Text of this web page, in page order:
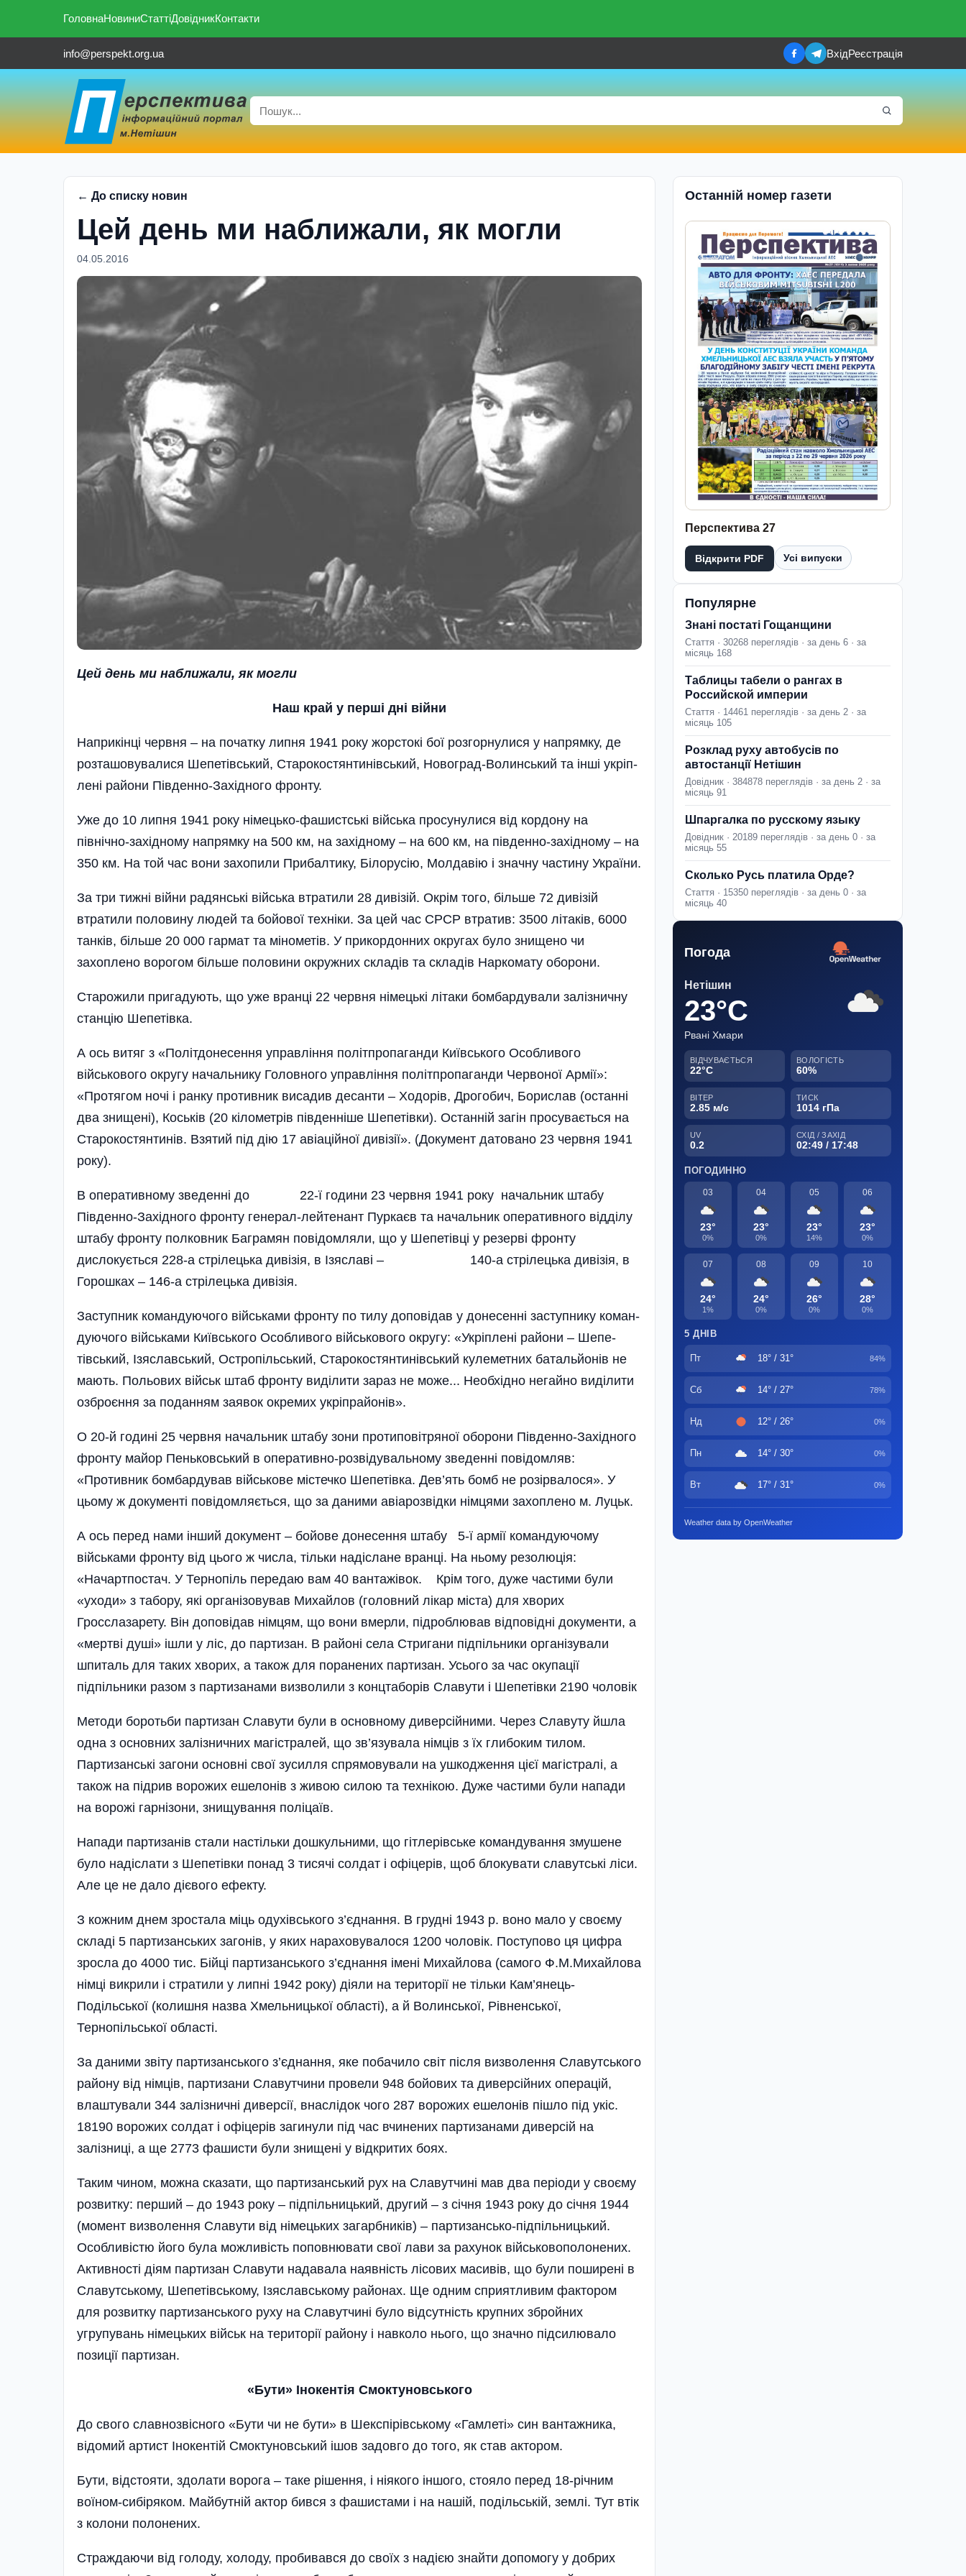
ГоловнаНовиниСтаттіДовідникКонтакти
info@perspekt.org.ua ВхідРеєстрація
← До списку новин
Цей день ми наближали, як могли
04.05.2016
Цей день ми наближали, як могли
Наш край у перші дні війни
Наприкінці червня – на початку липня 1941 року жорстокі бої розгорн­улися у напрямку, де
розта­шо­ву­валися Шепетівський, Старокостянтинівський, Новоград-Волинський та інші укріп­
лені райони Південно-Західного фронту.
Уже до 10 липня 1941 року ні­ме­цько-фа­шистські війська просунулися від кордону на
північно-західном­у напрямку на 500 км, на за­хідному – на 600 км, на південно-західному – на
350 км. На той час вони захопили Прибалти­ку, Біло­русію, Молдавію і значну частину Украї­ни­.
За три тижні війни радянські війська втратили 28 дивізій. Окрім того, більше 72 дивізій
втрати­ли половину людей та бойової техніки. За цей час СРСР втратив: 3500 літаків, 6000
танків, більше 20 000 гармат та мінометів. У прикордон­них округах було знищено чи
захоплено воро­гом більше половини окружних складів та складів Наркомату оборони.
Старожили пригадують, що уже вранці 22 червня німецькі літаки бомбардували залізнич­ну
станцію Шепетівка.
А ось витяг з «Політдоне­сення управління політпропаганди Київського Особливого
військового округу начальнику Го­ловного управління політпропаганди Червоної Армії»:
«Протягом ночі і ранку противник виса­див десанти – Ходорів, Дрогобич, Борислав (останні
два знищені), Коськів (20 кілометрів південніше Шепетівки). Останній загін просу­вається на
Старокостянтинів. Взятий під дію 17 авіаційної дивізії». (Документ датовано 23 чер­в­ня 1941
року).
В оперативному зведенні до 22-ї години 23 червня 1941 року на­чальник штабу
Південно-Західного фронту генерал-лейтенант Пуркаєв та начальник оперативного відділу
штабу фрон­ту полковник Баграмян повідомляли, що у Ше­петівці у резерві фронту
дислокується 228-а стрілецька дивізія, в Ізяславі – 140-а­ стрілецька дивізія, в
Горошках – 146-а стрілецька дивізія.
Заступник командуючого війсь­ка­ми фронту по тилу доповідав у донесенні заступнику коман­
ду­ючого військами Київського Особливого військового округу: «Укріплені райо­ни – Шепе­
тівський, Ізяславський, Ост­ропільський, Старокостянтинівський кулеметних батальйонів не
мають. Польових військ штаб фронту виділити зараз не може... Необхід­но негайно виділити
озброєння за поданням заявок окремих укріпра­йонів».
О 20-й годині 25 червня начальник штабу зони протиповітряної оборони Південно-Західного
фронту майор Пеньковський в оперативно-роз­відувальному зведенні повідомляв:
«Противник бомбардував військове містечко Шепетівка. Де­в’ять бомб не розірвалося». У
цьому ж документі повідомляється, що за даними авіарозвідки німцями захоплено м. Луцьк.
А ось перед нами інший документ – бойове донесення штабу 5-ї армії командуючому
військами фронту від цього ж числа, тільки на­діслане вранці. На ньому резолюція:
«Начартпостач. У Тернопіль перед­аю вам 40 вантажівок. Крім того, дуже частими були
«уходи» з табору, які організовував Михайлов (головний лікар міста) для хворих
Гросслазарету. Він доповідав німцям, що вони вмерли, підроблював відповідні документи, а
«мертві душі» ішли у ліс, до пар­тизан. В районі села Стригани підпільники організували
шпиталь для таких хворих, а також для поранених партизан. Усього за час окупації
підпільники разом з партизанами визволили з концтаборів Славути і Шепетівки 2190 чоловік
Методи боротьби партизан Славути були в основному дивер­сійними. Через Славуту йшла
одна з основних залізничних магістралей, що зв’язувала німців з їх глибо­ким тилом.
Партизанські загони основні свої зусилля спрямовували на ушкодження цієї магістралі, а
також на підрив ворожих ешелонів з живою силою та технікою. Дуже частими були напади
на воро­жі гарнізони, знищування полі­цаїв.
Напади партизанів стали настільки дошкульними, що гітлерівське командування змушене
було надіслати з Шепетівки понад 3 тисячі солдат і офіцерів, щоб блокувати славутські ліси.
Але це не дало дієвого ефекту.
З кожним днем зростала міць одухівського з’єднання. В грудні 1943 р. воно мало у своєму
складі 5 партизанських загонів, у яких нараховувалося 1200 чоловік. Поступово ця цифра
зросла до 4000 тис. Бійці партизанського з’єднання імені Михайлова (самого Ф.М.Михайлова
німці викрили і стратили у липні 1942 року) діяли на території не тільки Кам’янець-
Подільської (колишня назва Хмельницької області), а й Волинської, Рівненської,
Тернопільської області.
За даними звіту партизанського­ з’єднання, яке побачило світ після визволення Славутського
району від німців, партизани Славутчини провели 948 бойових та диверсійних операцій,
влаштували 344 залі­зничні диверсії, внаслідок чого 287 ворожих ешелонів пішло під укіс.
18190 ворожих солдат і офіцерів загинули під час вчинених партизанами диверсій на
залізниці, а ще 2773 фашисти були знищені у відкритих боях.
Таким чином, можна сказати, що партизанський рух на Славутчині мав два періоди у своєму
розвитку: перший – до 1943 року – підпіль­ницький, другий – з січня 1943 року до січня 1944
(момент визволення Славути від німецьких загар­б­ни­ків) – партизансько-під­пільницький.
Особ­ливістю його була можливість поповнювати свої лави за рахунок військовополонених.
Активності діям партизан Славути надавала наявність лісових масиві­в, що були поширені в
Славутському, Шепетівському, Ізяславському районах. Ще одним сприятливим фактором
для розвитку партизанського руху на Славутчині було відсутність крупних збройних
угрупувань німецьких військ на території ра­йону і навколо нього, що значно підсилювало
позиції партизан.
«Бути» Інокентія Смоктуновського
До свого славнозвісного «Бути чи не бути» в Шекспірівському «Гамлеті» син вантажника,
відомий артист Інокентій Смоктуновський ішов задовго до того, як став актором.
Бути, відстояти, здолати ворога – таке рішення, і ніякого іншого, стояло перед 18-річним
воїном-сибіряком. Майбутній актор бився з фашистами і на нашій, по­ді­льській, землі. Тут втік
з колони полонених.
Страждаючи від голоду, холоду, пробивався до своїх з надією знайти­ допомогу у добрих
Останній номер газети
Перспектива 27
Відкрити PDF Усі випуски
Популярне
Знані постаті Гощанщини
Стаття · 30268 переглядів · за день 6 · за
місяць 168
Таблицы табели о рангах в
Российской империи
Стаття · 14461 переглядів · за день 2 · за
місяць 105
Розклад руху автобусів по
автостанції Нетішин
Довідник · 384878 переглядів · за день 2 · за
місяць 91
Шпаргалка по русскому языку
Довідник · 20189 переглядів · за день 0 · за
місяць 55
Сколько Русь платила Орде?
Стаття · 15350 переглядів · за день 0 · за
місяць 40
Погода
Нетішин
23°C
Рвані Хмари
ВІДЧУВАЄТЬСЯ
22°C
ВОЛОГІСТЬ
60%
ВІТЕР
2.85 м/с
ТИСК
1014 гПа
UV
0.2
СХІД / ЗАХІД
02:49 / 17:48
ПОГОДИННО
03
23°
0%
04
23°
0%
05
23°
14%
06
23°
0%
07
24°
1%
08
24°
0%
09
26°
0%
10
28°
0%
5 ДНІВ
Пт 18° / 31° 84%
Сб 14° / 27° 78%
Нд 12° / 26° 0%
Пн 14° / 30° 0%
Вт 17° / 31° 0%
Weather data by OpenWeather